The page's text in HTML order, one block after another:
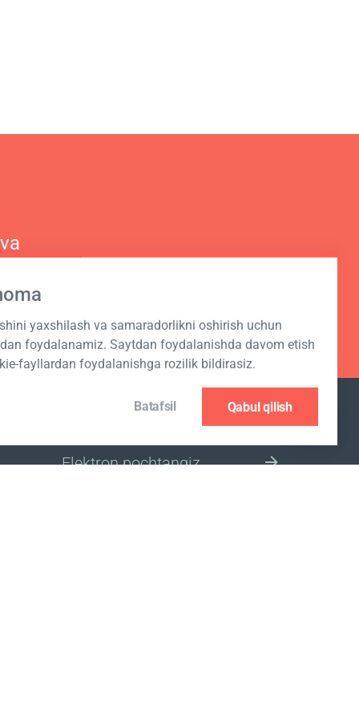
yaxshilash va samaradorlikni oshirish uchun
foydalanamiz. Saytdan foydalanishda davom etish
fayllardan foydalanishga rozilik bildirasiz.
Batafsil Qabul qilish
JO‘NATMAGA OBUNA BO‘LISH